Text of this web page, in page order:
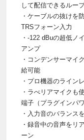
して配信できるルー
・ケーブルの抜けを
TRSフォーン入力
・-122 dBuの超低ノ
アンプ
・コンデンサーマイ
給可能
・プロ機器のライン
・ラべリアマイクも
端子（プラグインパワ
・入力音のバランス
・録音中の音声をリ
ーン